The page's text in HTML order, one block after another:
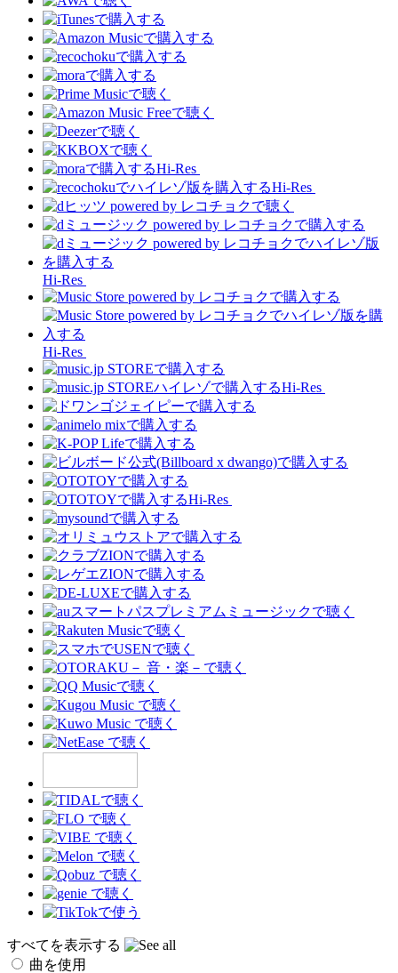
Hi-Res
Hi-Res
Hi-Res
Hi-Res
Hi-Res
Hi-Res
すべてを表示する
曲を使用